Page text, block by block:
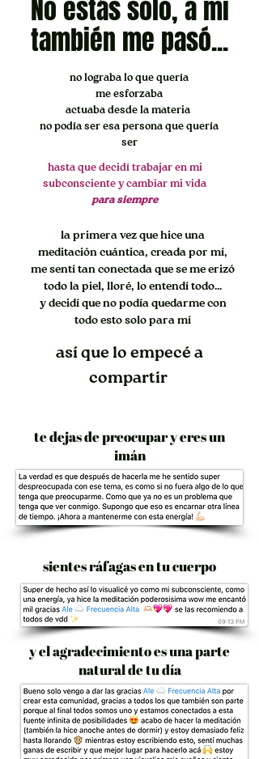
No estás solo, a mi
también me pasó...
no lograba lo que quería
me esforzaba
actuaba desde la materia
no podía ser esa persona que quería
ser
hasta que decidí trabajar en mi
subconsciente y cambiar mi vida
para siempre
la primera vez que hice una
meditación cuántica, creada por mí,
me sentí tan conectada que se me erizó
todo la piel, lloré, lo entendí todo...
y decidí que no podía quedarme con
todo esto solo para mí
así que lo empecé a
compartir
te dejas de preocupar y eres un
imán
sientes ráfagas en tu cuerpo
y el agradecimiento es una parte
natural de tu día